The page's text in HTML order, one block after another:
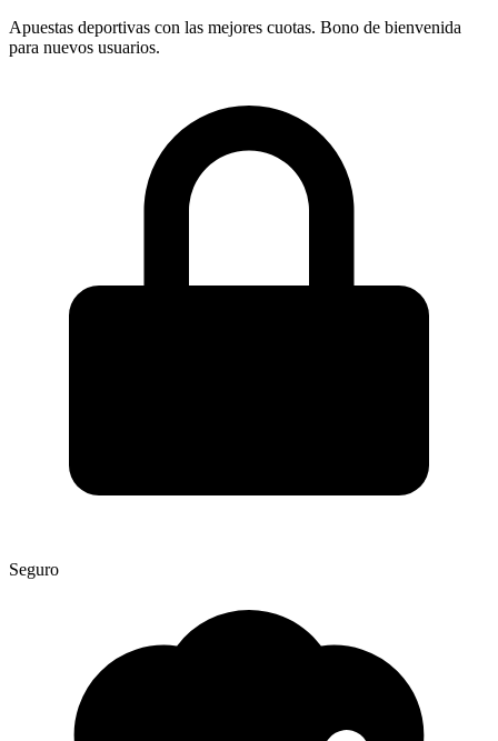
Apuestas deportivas con las mejores cuotas. Bono de bienvenida
para nuevos usuarios.
Seguro